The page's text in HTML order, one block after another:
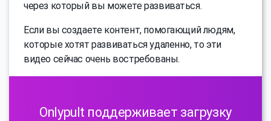
через который вы можете развиваться.
Если вы создаете контент, помогающий людям,
которые хотят развиваться удаленно, то эти
видео сейчас очень востребованы.
Onlypult поддерживает загрузку